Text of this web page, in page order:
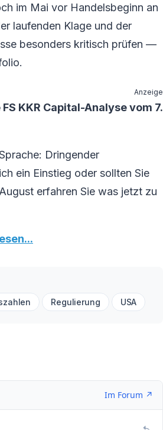
im Mai vor Handelsbeginn an
laufenden Klage und der
besonders kritisch prüfen —
Anzeige
KKR Capital-Analyse vom 7.
Dringender
ein Einstieg oder sollten Sie
erfahren Sie was jetzt zu
Regulierung USA